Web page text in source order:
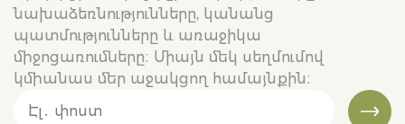
նախաձեռնությունները, կանանց
պատմությունները և առաջիկա
միջոցառումները։ Միայն մեկ սեղմումով
կմիանաս մեր աջակցող համայնքին։